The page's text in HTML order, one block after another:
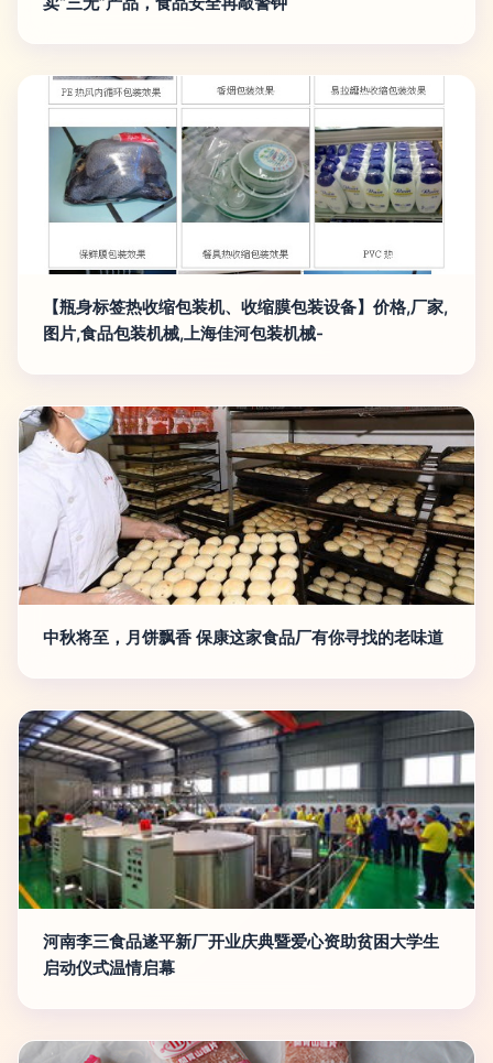
【瓶身标签热收缩包装机、收缩膜包装设备】价格,厂家,
图片,食品包装机械,上海佳河包装机械-
中秋将至，月饼飘香 保康这家食品厂有你寻找的老味道
河南李三食品遂平新厂开业庆典暨爱心资助贫困大学生
启动仪式温情启幕